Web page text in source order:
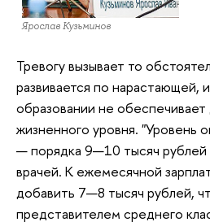
Ярослав Кузьминов
Тревогу вызывает то
развивается по нарастающей,
образовании не
жизненного уровня. "Уровень
— порядка 9—10 тысяч
врачей. К ежемесячной
добавить 7—8 тысяч рублей,
представителем среднего